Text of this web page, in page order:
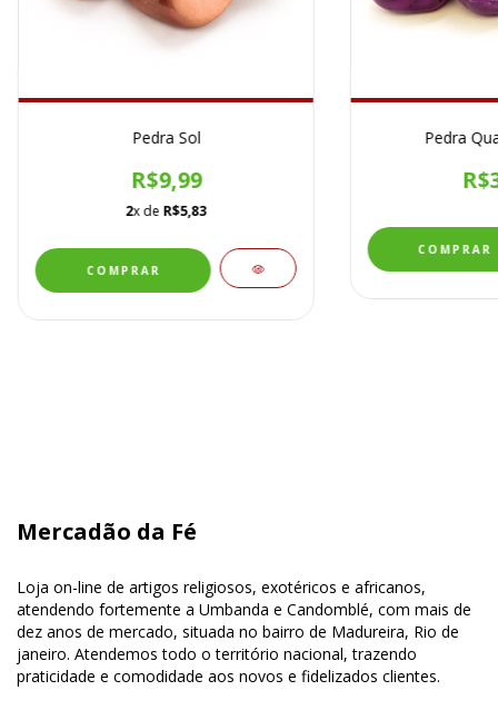
Pedra Sol
R$9,99
2x de R$5,83
Pedra
Mercadão da Fé
Loja on-line de artigos religiosos, exotéricos e africanos,
atendendo fortemente a Umbanda e Candomblé, com mais de
dez anos de mercado, situada no bairro de Madureira, Rio de
janeiro. Atendemos todo o território nacional, trazendo
praticidade e comodidade aos novos e fidelizados clientes.